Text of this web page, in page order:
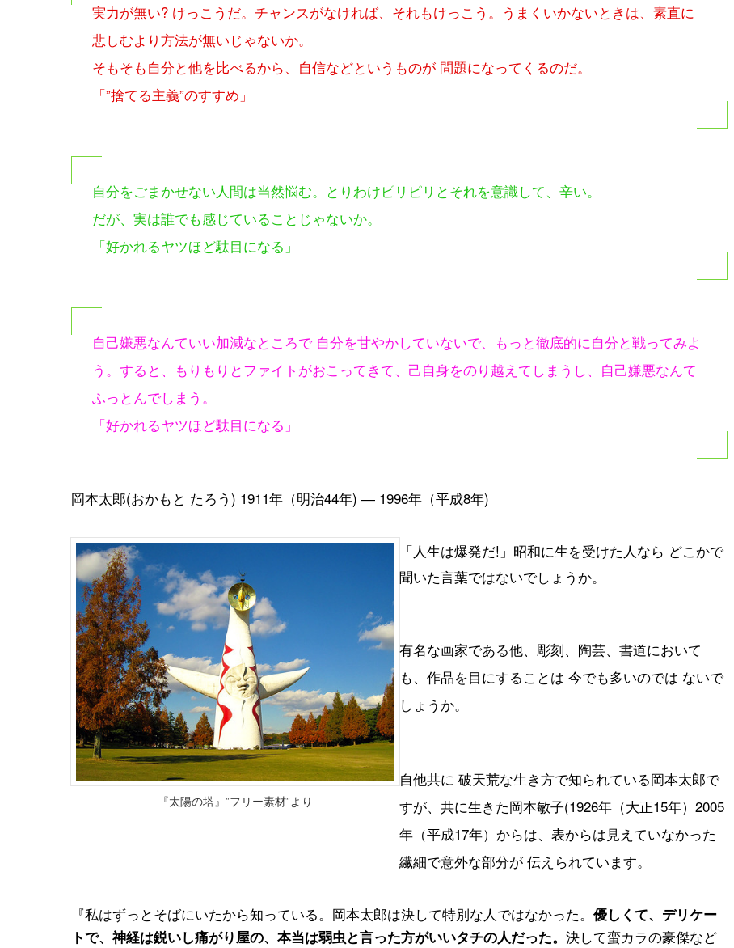
実力が無い? けっこうだ。チャンスがなければ、それもけっこう。うまくいかないときは、素直に
悲しむより方法が無いじゃないか。
そもそも自分と他を比べるから、自信などというものが 問題になってくるのだ。
「”捨てる主義”のすすめ」
自分をごまかせない人間は当然悩む。とりわけピリピリとそれを意識して、辛い。
だが、実は誰でも感じていることじゃないか。
「好かれるヤツほど駄目になる」
自己嫌悪なんていい加減なところで 自分を甘やかしていないで、もっと徹底的に自分と戦ってみよ
う。すると、もりもりとファイトがおこってきて、己自身をのり越えてしまうし、自己嫌悪なんて
ふっとんでしまう。
「好かれるヤツほど駄目になる」
岡本太郎(おかもと たろう) 1911年（明治44年) ― 1996年（平成8年)
『太陽の塔』”フリー素材”より
「人生は爆発だ!」昭和に生を受けた人なら どこかで
聞いた言葉ではないでしょうか。
有名な画家である他、彫刻、陶芸、書道において
も、作品を目にすることは 今でも多いのでは ないで
しょうか。
自他共に 破天荒な生き方で知られている岡本太郎で
すが、共に生きた岡本敏子(1926年（大正15年）2005
年（平成17年）からは、表からは見えていなかった
繊細で意外な部分が 伝えられています。
『私はずっとそばにいたから知っている。岡本太郎は決して特別な人ではなかった。 優しくて、デリケー
トで、神経は鋭いし痛がり屋の、本当は弱虫と言った方がいいタチの人だった。 決して蛮カラの豪傑など